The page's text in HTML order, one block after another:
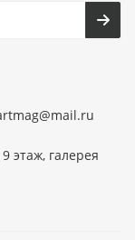
этаж, галерея